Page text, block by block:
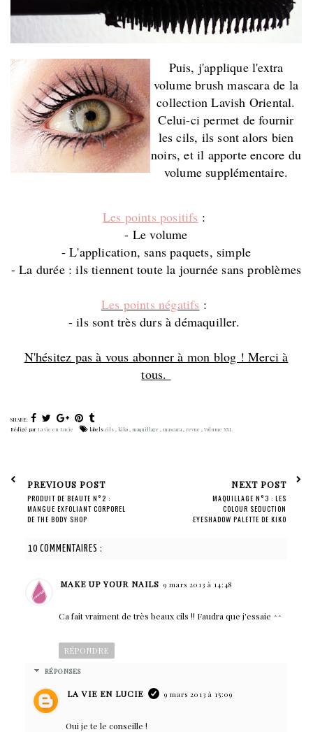
Puis, j'applique l'extra
volume brush mascara de la
collection Lavish Oriental.
Celui-ci permet de fournir
les cils, ils sont alors bien
noirs, et il apporte encore du
volume supplémentaire.
Les points positifs :
- Le volume
- L'application, sans paquets, simple
- La durée : ils tiennent toute la journée sans problèmes
Les points négatifs :
- ils sont très durs à démaquiller.
N'hésitez pas à vous abonner à mon blog ! Merci à
tous.
SHARE:
Rédigé par La vie en Lucie labels cils kiko maquillage mascara revue Volume XXL
PREVIOUS POST
PRODUIT DE BEAUTE N°2 :
MANGUE EXFOLIANT CORPOREL
DE THE BODY SHOP
NEXT POST
MAQUILLAGE N°3 : LES
COLOUR SEDUCTION
EYESHADOW PALETTE DE KIKO
10 COMMENTAIRES :
MAKE UP YOUR NAILS 9 mars 2013 à 14:48
Ca fait vraiment de très beaux cils !! Faudra que j'essaie ^^
RÉPONDRE
RÉPONSES
LA VIE EN LUCIE 9 mars 2013 à 15:09
Oui je te le conseille !